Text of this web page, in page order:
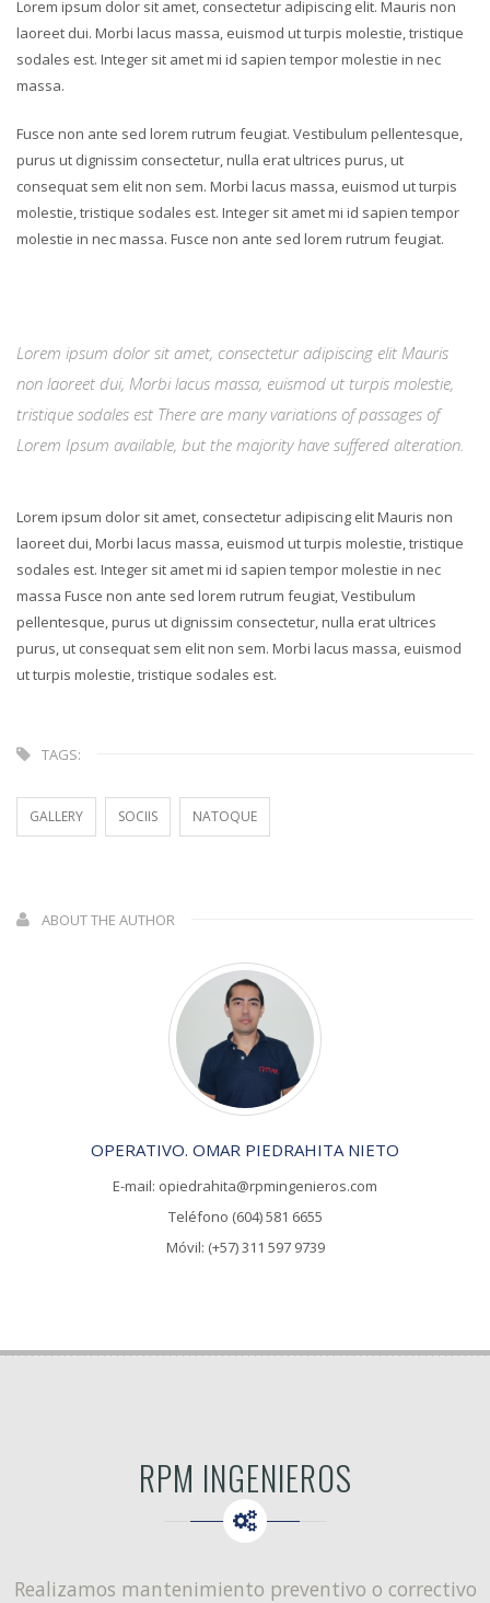
Lorem ipsum dolor sit amet, consectetur adipiscing elit. Mauris non
laoreet dui. Morbi lacus massa, euismod ut turpis molestie, tristique
sodales est. Integer sit amet mi id sapien tempor molestie in nec
massa.
Fusce non ante sed lorem rutrum feugiat. Vestibulum pellentesque,
purus ut dignissim consectetur, nulla erat ultrices purus, ut
consequat sem elit non sem. Morbi lacus massa, euismod ut turpis
molestie, tristique sodales est. Integer sit amet mi id sapien tempor
molestie in nec massa. Fusce non ante sed lorem rutrum feugiat.
Lorem ipsum dolor sit amet, consectetur adipiscing elit Mauris
non laoreet dui, Morbi lacus massa, euismod ut turpis molestie,
tristique sodales est There are many variations of passages of
Lorem Ipsum available, but the majority have suffered alteration.
Lorem ipsum dolor sit amet, consectetur adipiscing elit Mauris non
laoreet dui, Morbi lacus massa, euismod ut turpis molestie, tristique
sodales est. Integer sit amet mi id sapien tempor molestie in nec
massa Fusce non ante sed lorem rutrum feugiat, Vestibulum
pellentesque, purus ut dignissim consectetur, nulla erat ultrices
purus, ut consequat sem elit non sem. Morbi lacus massa, euismod
ut turpis molestie, tristique sodales est.
TAGS:
GALLERY SOCIIS NATOQUE
ABOUT THE AUTHOR
OPERATIVO. OMAR PIEDRAHITA NIETO
E-mail: opiedrahita@rpmingenieros.com
Teléfono (604) 581 6655
Móvil: (+57) 311 597 9739
RPM INGENIEROS
Realizamos mantenimiento preventivo o correctivo